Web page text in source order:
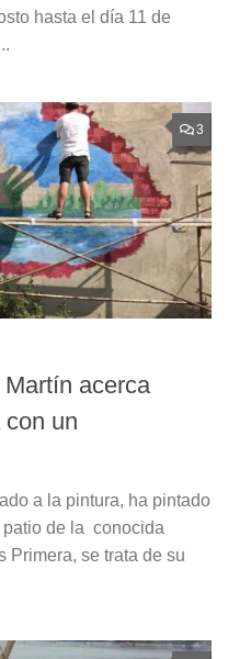
hasta el día 11 de
3
acerca
un
a la pintura, ha pintado
patio de la conocida
Primera, se trata de su